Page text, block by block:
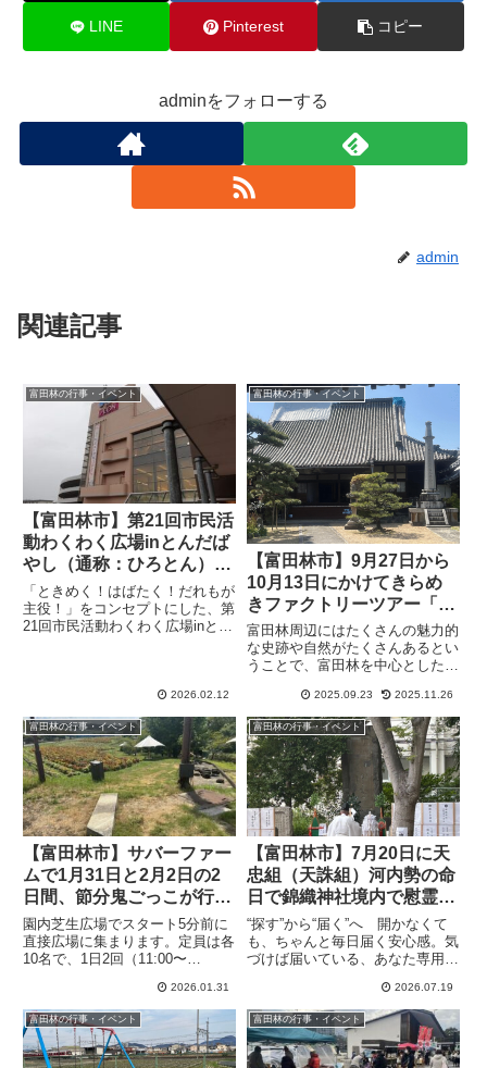
LINE Pinterest コピー
adminをフォローする
admin
関連記事
富田林の行事・イベント
【富田林市】第21回市民活
動わくわく広場inとんだば
やし（通称：ひろとん）を
エコールロゼで２月１５日
に開催します
「ときめく！はばたく！だれもが
主役！」をコンセプトにした、第
21回市民活動わくわく広場inとん
主催は第21回市民活動わくわく
す。
2026.02.12
富田林の行事・イベント
【富田林市】9月27日から
10月13日にかけてきらめ
きファクトリーツアー「た
び旅とんだばやし」がが行
われます（オリジナル）
富田林周辺にはたくさんの魅力的
な史跡や自然がたくさんあるとい
うことで、富田林を中心とした南
ではの習慣や歴史、文化を体感で
きるツアー平成時代から定期的に
企画・実施している「たび旅とん
だばやし」33回目は寺内町と商...
2025.09.23 2025.11.26
富田林の行事・イベント
【富田林市】サバーファー
ムで1月31日と2月2日の2
日間、節分鬼ごっこが行わ
れます(オリジナル）
園内芝生広場でスタート5分前に
直接広場に集まります。定員は各
10名で、1日2回（11:00〜
れ、逃げ切ればミニかきたまうど
ん&懐かしおもちゃがプレゼント
されます。なお、参加費は税込：
500円です。
2026.01.31
富田林の行事・イベント
【富田林市】7月20日に天
忠組（天誅組）河内勢の命
日で錦織神社境内で慰霊祭
／8月15日大阪護国神社み
たま祭りでも奉納
“探す”から“届く”へ 開かなくて
も、ちゃんと毎日届く安心感。気
づけば届いている、あなた専用の
組（天誅組）河内勢の命日という
ことで、今年は10:00から錦織神
社の天誅組慰霊碑にてささやかな
玉串奉奠...
2026.07.19
富田林の行事・イベント 富田林の行事・イベント